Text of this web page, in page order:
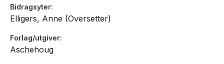
Bidragsyter
Elligers, Anne (Oversetter)
Forlag/utgiver
Aschehoug